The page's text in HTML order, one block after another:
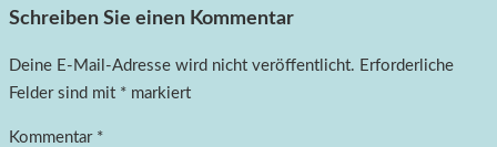
Schreiben Sie einen Kommentar
Deine E-Mail-Adresse wird nicht veröffentlicht. Erforderliche
Felder sind mit * markiert
Kommentar *